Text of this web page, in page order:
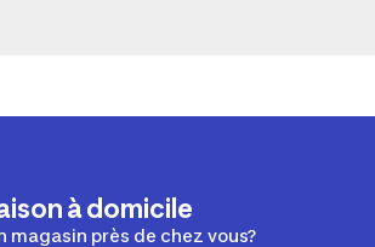
à domicile
magasin près de chez vous?